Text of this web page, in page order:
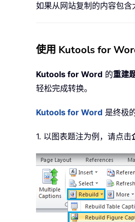
如果从网站复制的内容包
使用 Kutools for
Kutools for Word 的重建
轻松完成转换。
Kutools for Word 是终极
1. 以图表题注为例，请点击